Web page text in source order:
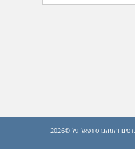
כל הזכויות שמורות לאיגוד המהנדסים והמהנדס רפאל גיל ©2026